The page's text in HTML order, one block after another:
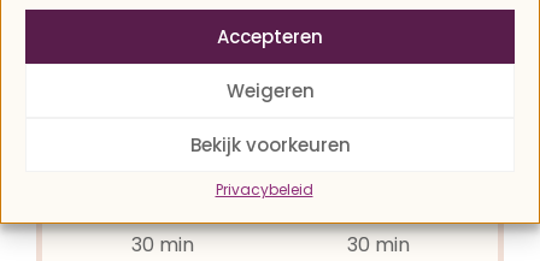
Accepteren
Weigeren
Bekijk voorkeuren
Privacybeleid
Recept afdrukken
Pin recept
BEREIDINGSTIJD
30minuten
min
TOTALE TIJD
30minuten
min